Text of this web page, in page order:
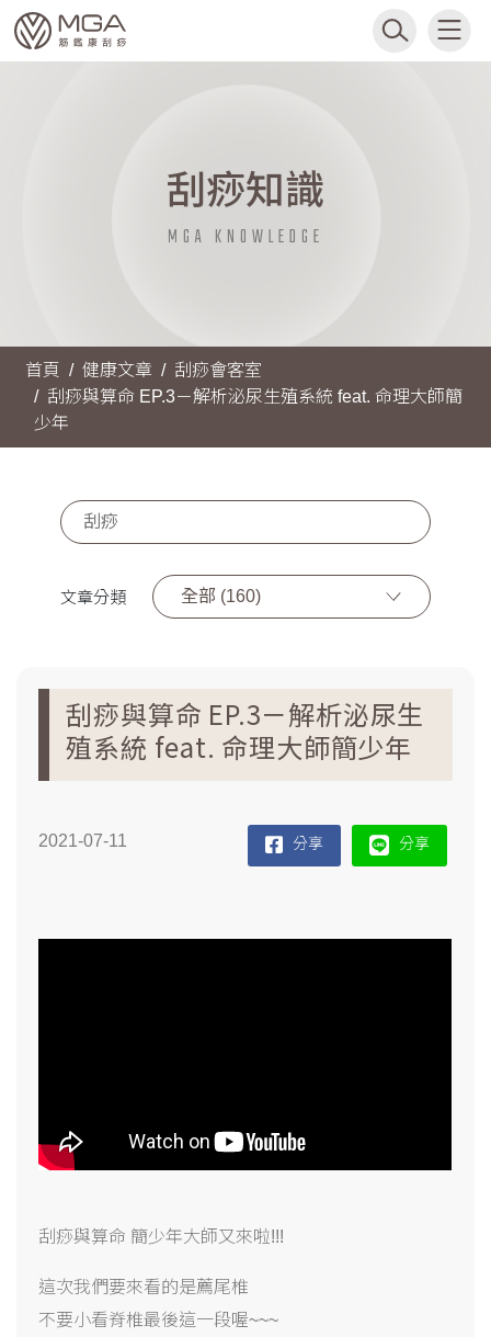
刮痧知識
MGA KNOWLEDGE
首頁 健康文章
刮痧會客室
刮痧與算命 EP.3－解析泌尿生殖系統 feat. 命理大師簡
少年
文章分類 全部 (160)
刮痧與算命 EP.3－解析泌尿生
殖系統 feat. 命理大師簡少年
2021-07-11 分享 分享
刮痧與算命 簡少年大師又來啦!!!
這次我們要來看的是薦尾椎
不要小看脊椎最後這一段喔~~~